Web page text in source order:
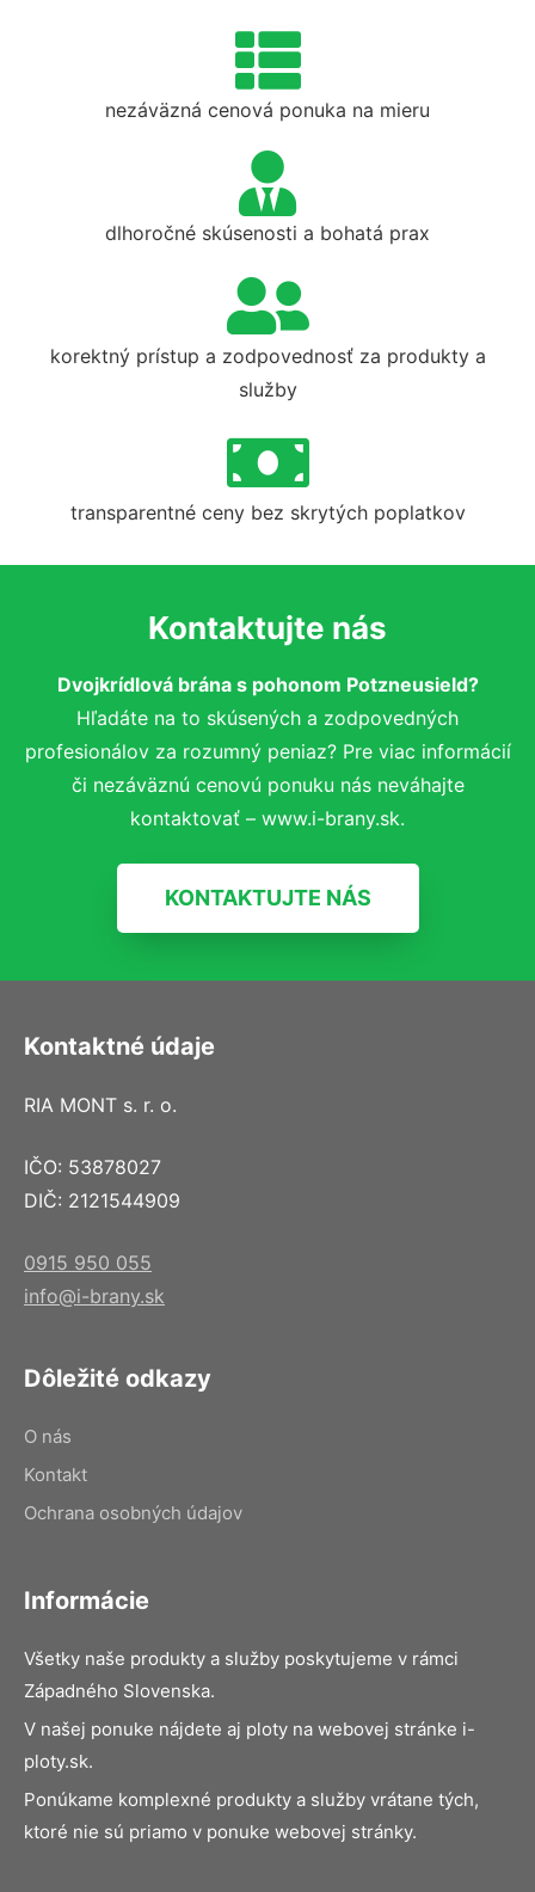
nezáväzná cenová ponuka na mieru
dlhoročné skúsenosti a bohatá prax
korektný prístup a zodpovednosť za produkty a
služby
transparentné ceny bez skrytých poplatkov
Kontaktujte nás
Dvojkrídlová brána s pohonom Potzneusield?
Hľadáte na to skúsených a zodpovedných
profesionálov za rozumný peniaz? Pre viac informácií
či nezáväznú cenovú ponuku nás neváhajte
kontaktovať – www.i-brany.sk.
KONTAKTUJTE NÁS
Kontaktné údaje
RIA MONT s. r. o.
IČO: 53878027
DIČ: 2121544909
0915 950 055
info@i-brany.sk
Dôležité odkazy
O nás
Kontakt
Ochrana osobných údajov
Informácie
Všetky naše produkty a služby poskytujeme v rámci
Západného Slovenska.
V našej ponuke nájdete aj ploty na webovej stránke i-
ploty.sk.
Ponúkame komplexné produkty a služby vrátane tých,
ktoré nie sú priamo v ponuke webovej stránky.